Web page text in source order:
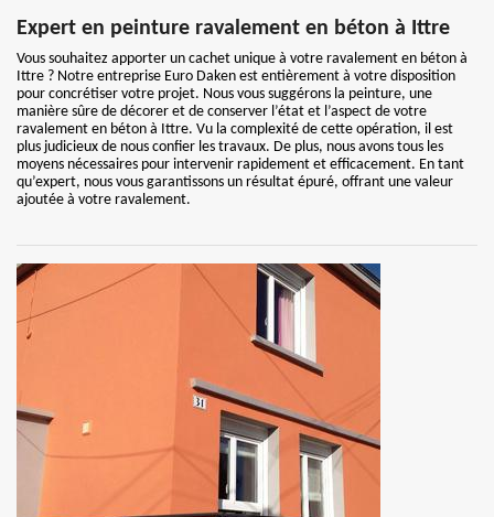
Expert en peinture ravalement en béton à Ittre
Vous souhaitez apporter un cachet unique à votre ravalement en béton à
Ittre ? Notre entreprise Euro Daken est entièrement à votre disposition
pour concrétiser votre projet. Nous vous suggérons la peinture, une
manière sûre de décorer et de conserver l’état et l’aspect de votre
ravalement en béton à Ittre. Vu la complexité de cette opération, il est
plus judicieux de nous confier les travaux. De plus, nous avons tous les
moyens nécessaires pour intervenir rapidement et efficacement. En tant
qu’expert, nous vous garantissons un résultat épuré, offrant une valeur
ajoutée à votre ravalement.